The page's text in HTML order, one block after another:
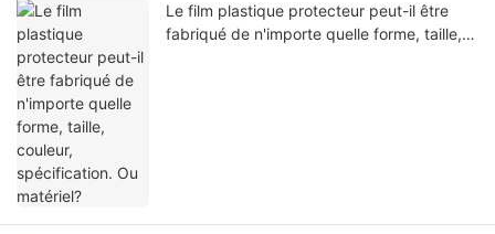
Le film plastique protecteur peut-il être
fabriqué de n'importe quelle forme, taille,